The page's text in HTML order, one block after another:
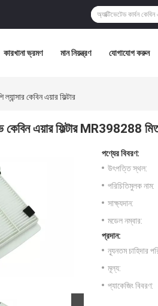
কারখানা ভ্রমণ মান নিয়ন্ত্রণ যোগাযোগ করুন
কেবিন এয়ার ফিল্টার
এয়ার ফিল্টার MR398288
পণ্যের বিবরণ:
উৎপত্তি স্থল:
পরিচিতিমুলক নাম:
সাক্ষ্যদান:
মডেল নম্বার:
প্রদান:
ন্যূনতম চাহিদার
মূল্য:
প্যাকেজিং বিবরণ: